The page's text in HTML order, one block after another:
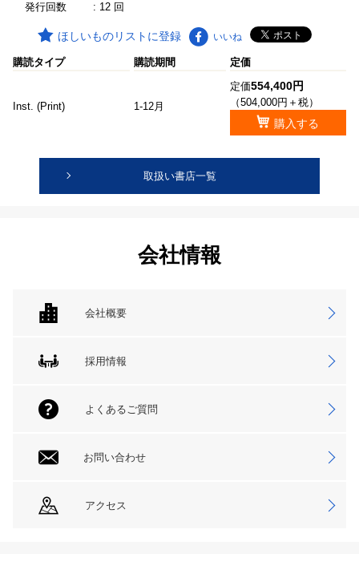
発行回数
: 12 回
ほしいものリストに登録 いいね
購読タイプ 購読期間 定価
Inst. (Print) 1-12月
定価554,400円
（504,000円＋税）
購入する
取扱い書店一覧
会社情報
会社概要
採用情報
よくあるご質問
お問い合わせ
アクセス